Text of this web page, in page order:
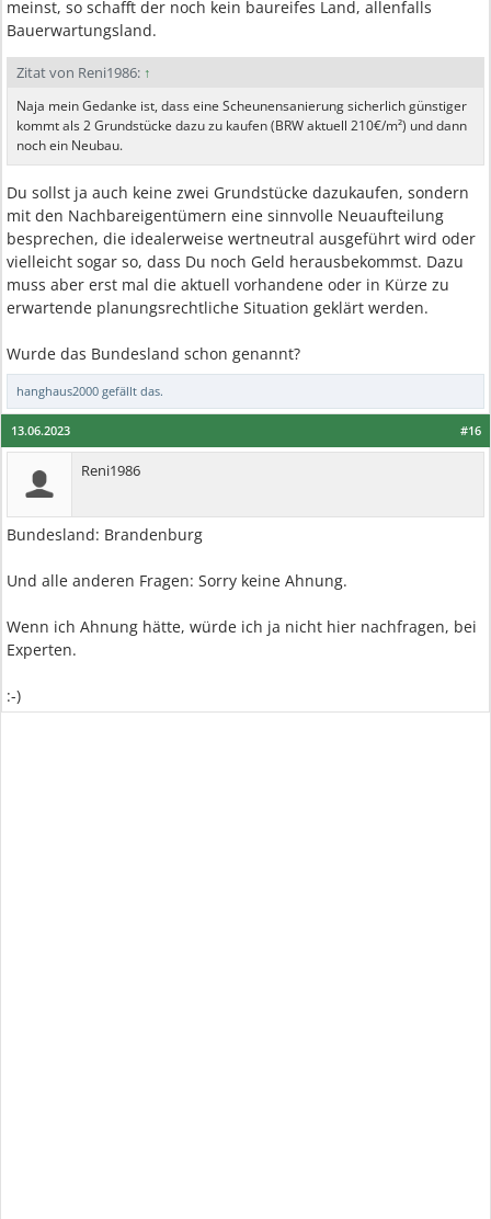
meinst, so schafft der noch kein baureifes Land, allenfalls
Bauerwartungsland.
Zitat von Reni1986: ↑
Naja mein Gedanke ist, dass eine Scheunensanierung sicherlich günstiger
kommt als 2 Grundstücke dazu zu kaufen (BRW aktuell 210€/m²) und dann
noch ein Neubau.
Du sollst ja auch keine zwei Grundstücke dazukaufen, sondern
mit den Nachbareigentümern eine sinnvolle Neuaufteilung
besprechen, die idealerweise wertneutral ausgeführt wird oder
vielleicht sogar so, dass Du noch Geld herausbekommst. Dazu
muss aber erst mal die aktuell vorhandene oder in Kürze zu
erwartende planungsrechtliche Situation geklärt werden.
Wurde das Bundesland schon genannt?
hanghaus2000 gefällt das.
#16
13.06.2023
Reni1986
Bundesland: Brandenburg
Und alle anderen Fragen: Sorry keine Ahnung.
Wenn ich Ahnung hätte, würde ich ja nicht hier nachfragen, bei
Experten.
:-)